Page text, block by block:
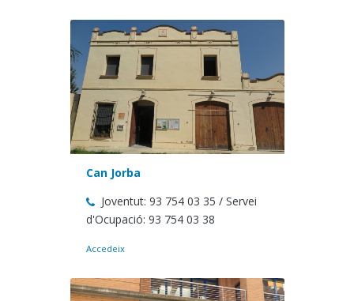
Can Jorba
Joventut: 93 754 03 35 / Servei
d'Ocupació: 93 754 03 38
Accedeix